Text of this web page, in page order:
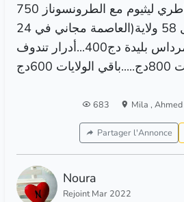
باطري ليثيوم مع الطرونسوناز 750w والشنيوول
710واط توصيل 58 ولاية(العاصمة مجاني في 24
ساعة ...تيبازة بومرداس بليدة دج400...أدرار تندوف
683 Mila , Ahmed
Partager l'Annonce
Noura
Rejoint Mar 2022